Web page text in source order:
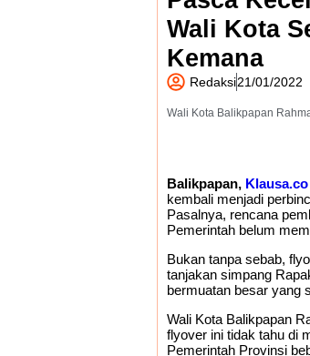
Wali Kota
Kemana
Redaksi21/01/2022
Wali Kota Balikpapan
Balikpapan, Klausa.co
kembali menjadi
Pasalnya, rencana
Pemerintah belum
Bukan tanpa sebab,
tanjakan simpang
bermuatan besar yang
Wali Kota Balikpapan
flyover ini tidak tahu di
Pemerintah Provinsi